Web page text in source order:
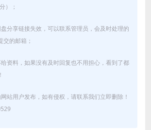
）；
盘分享链接失效，可以联系管理员，会及时处理的
的邮箱；
给资料，如果没有及时回复也不用担心，看到了都
网站用户发布，如有侵权，请联系我们立即删除！